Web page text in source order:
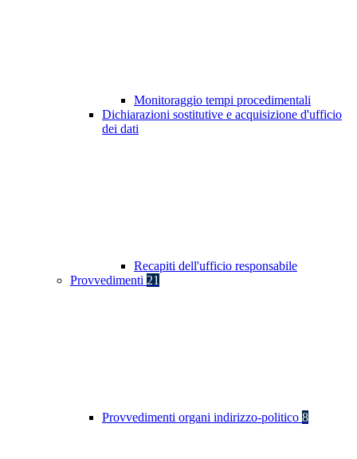
Monitoraggio tempi procedimentali
Dichiarazioni sostitutive e acquisizione d'ufficio
dei dati
Recapiti dell'ufficio responsabile
Provvedimenti 21
Provvedimenti organi indirizzo-politico 8